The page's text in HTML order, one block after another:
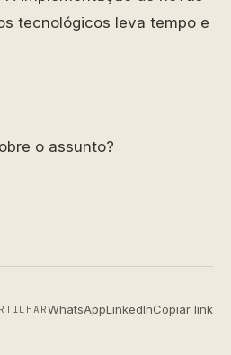
tecnológicos leva tempo e
o assunto?
WhatsAppLinkedInCopiar link